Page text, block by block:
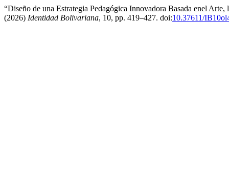
“Diseño de una Estrategia Pedagógica Innovadora Basada enel
(2026) Identidad Bolivariana, 10, pp. 419–427. doi:10.37611/